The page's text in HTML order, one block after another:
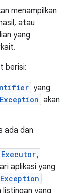
menampilkan
atau
yang
berisi:
yang
akan
ada dan
aplikasi yang
listingan yang